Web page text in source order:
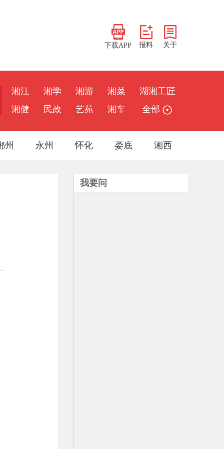
下载APP 报料 关于
湘江 湘学 湘游 湘菜
湖湘工匠
湘健
民政 艺苑 湘车 全部
州 永州 怀化 娄底 湘西
我要问